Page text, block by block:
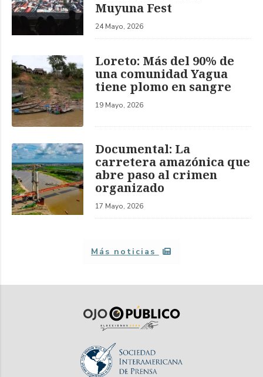
Muyuna Fest
24 Mayo, 2026
Loreto: Más del 90% de
una comunidad Yagua
tiene plomo en sangre
19 Mayo, 2026
Documental: La
carretera amazónica que
abre paso al crimen
organizado
17 Mayo, 2026
Más noticias